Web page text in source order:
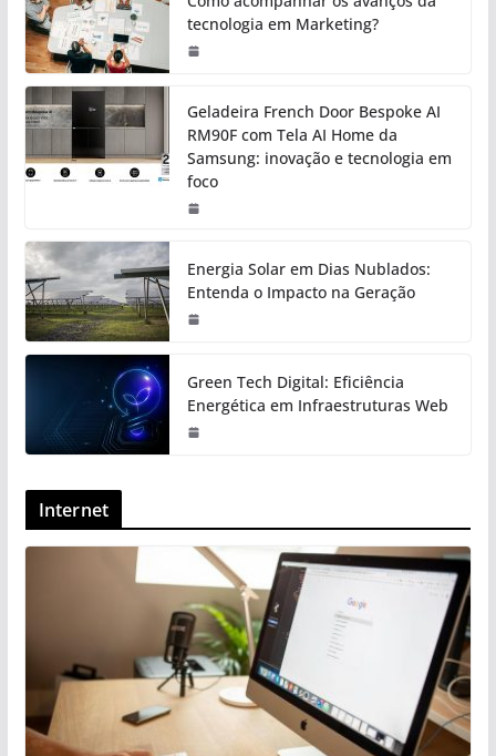
tecnologia em Marketing?
Geladeira French Door Bespoke AI
RM90F com Tela AI Home da
Samsung: inovação e tecnologia em
foco
Energia Solar em Dias Nublados:
Entenda o Impacto na Geração
Green Tech Digital: Eficiência
Energética em Infraestruturas Web
Internet